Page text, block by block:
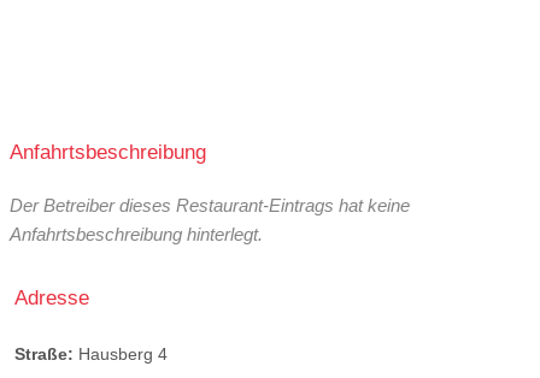
Anfahrtsbeschreibung
Der Betreiber dieses Restaurant-Eintrags hat keine
Anfahrtsbeschreibung hinterlegt.
Adresse
Straße: Hausberg 4